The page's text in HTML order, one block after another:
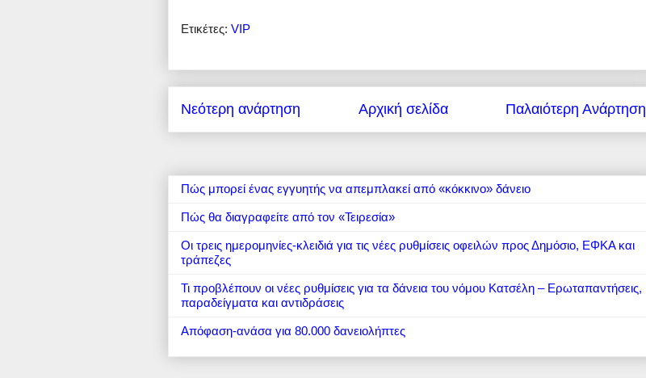
Ετικέτες: VIP
Νεότερη ανάρτηση Παλαιότερη Ανάρτηση
Αρχική σελίδα
Πώς μπορεί ένας εγγυητής να απεμπλακεί από «κόκκινο» δάνειο
Πώς θα διαγραφείτε από τον «Τειρεσία»
Οι τρεις ημερομηνίες-κλειδιά για τις νέες ρυθμίσεις οφειλών προς Δημόσιο, ΕΦΚΑ και
τράπεζες
Τι προβλέπουν οι νέες ρυθμίσεις για τα δάνεια του νόμου Κατσέλη – Ερωταπαντήσεις,
παραδείγματα και αντιδράσεις
Απόφαση-ανάσα για 80.000 δανειολήπτες